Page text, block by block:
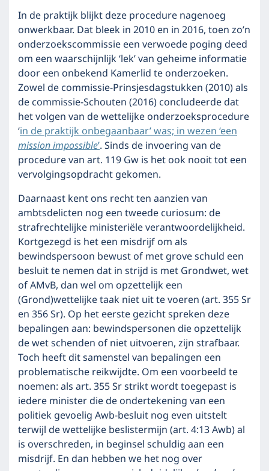
In de praktijk blijkt deze procedure nagenoeg
onwerkbaar. Dat bleek in 2010 en in 2016, toen zo’n
onderzoekscommissie een verwoede poging deed
om een waarschijnlijk ‘lek’ van geheime informatie
door een onbekend Kamerlid te onderzoeken.
Zowel de commissie-Prinsjesdagstukken (2010) als
de commissie-Schouten (2016) concludeerde dat
het volgen van de wettelijke onderzoeksprocedure
‘in de praktijk onbegaanbaar’ was; in wezen ‘een
mission impossible’. Sinds de invoering van de
procedure van art. 119 Gw is het ook nooit tot een
vervolgingsopdracht gekomen.
Daarnaast kent ons recht ten aanzien van
ambtsdelicten nog een tweede curiosum: de
strafrechtelijke ministeriële verantwoordelijkheid.
Kortgezegd is het een misdrijf om als
bewindspersoon bewust of met grove schuld een
besluit te nemen dat in strijd is met Grondwet, wet
of AMvB, dan wel om opzettelijk een
(Grond)wettelijke taak niet uit te voeren (art. 355 Sr
en 356 Sr). Op het eerste gezicht spreken deze
bepalingen aan: bewindspersonen die opzettelijk
de wet schenden of niet uitvoeren, zijn strafbaar.
Toch heeft dit samenstel van bepalingen een
problematische reikwijdte. Om een voorbeeld te
noemen: als art. 355 Sr strikt wordt toegepast is
iedere minister die de ondertekening van een
politiek gevoelig Awb-besluit nog even uitstelt
terwijl de wettelijke beslistermijn (art. 4:13 Awb) al
is overschreden, in beginsel schuldig aan een
misdrijf. En dan hebben we het nog over